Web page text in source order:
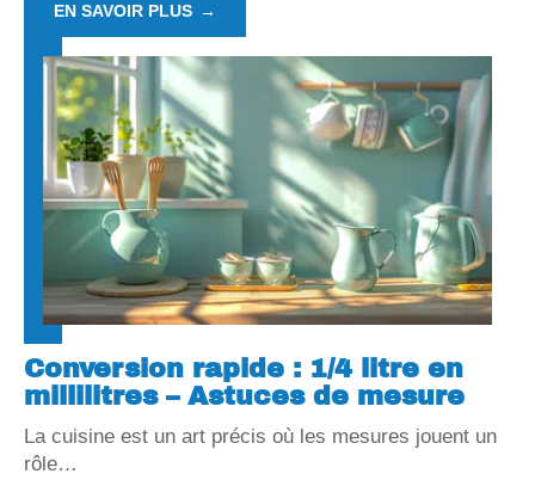
EN SAVOIR PLUS
Conversion rapide : 1/4 litre en
millilitres – Astuces de mesure
La cuisine est un art précis où les mesures jouent un
rôle…